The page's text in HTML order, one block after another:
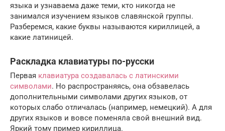
языка и узнаваема даже теми, кто никогда не
занимался изучением языков славянской группы.
Разберемся, какие буквы называются кириллицей, а
какие латиницей.
Раскладка клавиатуры по-русски
Первая клавиатура создавалась с латинскими
символами. Но распространяясь, она обзавелась
дополнительными символами других языков, от
которых слабо отличалась (например, немецкий). А для
других языков и вовсе поменяла свой внешний вид.
Яркий тому пример кириллица.